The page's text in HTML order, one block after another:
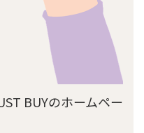
BUYのホームペー